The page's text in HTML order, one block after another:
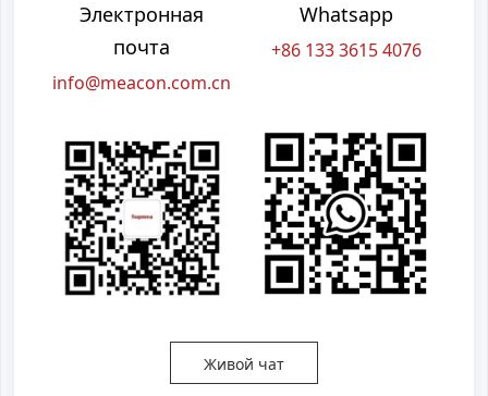
Электронная
почта
info@meacon.com.cn
Whatsapp
+86 133 3615 4076
Живой чат